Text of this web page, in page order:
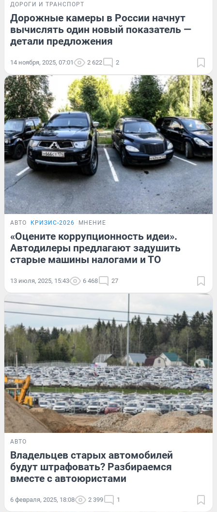
ДОРОГИ И ТРАНСПОРТ
Дорожные камеры в России начнут
вычислять один новый показатель —
детали предложения
14 ноября, 2025, 07:01 2 622 2
АВТО КРИЗИС-2026 МНЕНИЕ
«Оцените коррупционность идеи».
Автодилеры предлагают задушить
старые машины налогами и ТО
13 июля, 2025, 15:43 6 468 27
АВТО
Владельцев старых автомобилей
будут штрафовать? Разбираемся
вместе с автоюристами
6 февраля, 2025, 18:08 2 399 1